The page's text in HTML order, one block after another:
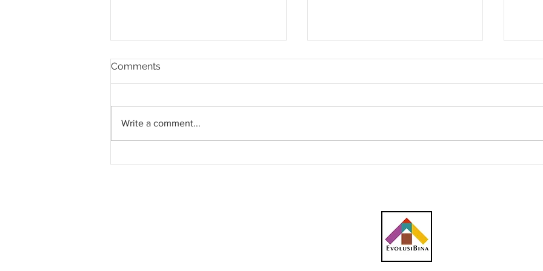
Comments
Write a comment...